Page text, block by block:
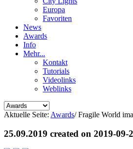
Europa
Favoriten
News
Awards
Info
Mehr...
Kontakt
Tutorials
Videolinks
Weblinks
Aktuelle Seite: Awards/Fragile World
25.09.2019 created on 2019-09-